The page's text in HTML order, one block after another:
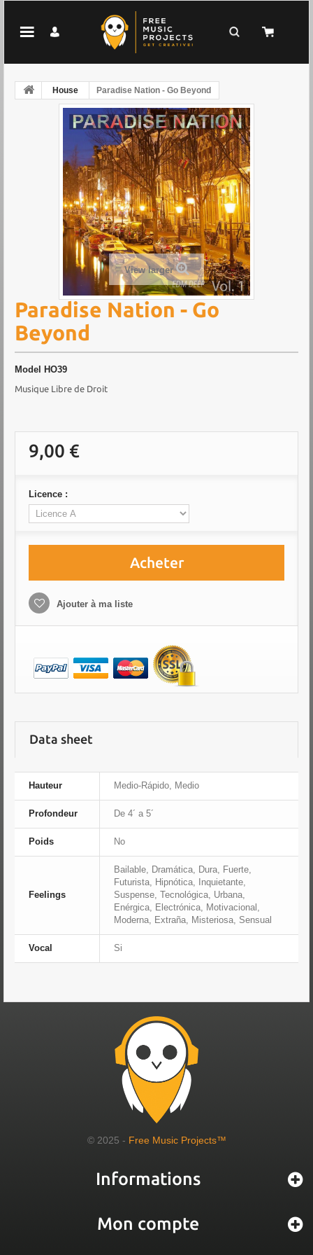
House Paradise Nation - Go Beyond
View larger
Paradise Nation - Go
Beyond
Model HO39
Musique Libre de Droit
9,00 €
Licence :
Acheter
Ajouter à ma liste
Data sheet
Hauteur Medio-Rápido, Medio
Profondeur De 4´ a 5´
Poids No
Feelings
Bailable, Dramática, Dura, Fuerte,
Futurista, Hipnótica, Inquietante,
Suspense, Tecnológica, Urbana,
Enérgica, Electrónica, Motivacional,
Moderna, Extraña, Misteriosa, Sensual
Vocal Si
© 2025 - Free Music Projects™
Informations
Mon compte